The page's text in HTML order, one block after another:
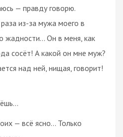
— правду говорю.
из-за мужа моего в
жадности… Он в меня, как
сосёт! А какой он мне муж?
над ней, нищая, говорит!
— всё ясно… Только